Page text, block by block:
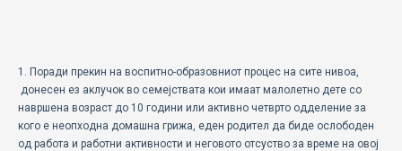
1. Поради прекин на воспитно-образовниот процес на сите нивоа,
донесен ез аклучок во семејствата кои имаат малолетно дете со
навршена возраст до 10 години или активно четврто одделение за
кого е неопходна домашна грижа, еден родител да биде ослободен
од работа и работни активности и неговото отсуство за време на овој